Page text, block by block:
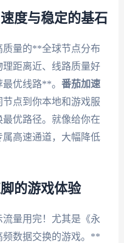
度与稳定的基石
质量的**全球节点分布
距离近、线路质量好
优线路**。 番茄加速
点到你本地和游戏服
优路径。就像给你在
高速通道，大幅降低
的游戏体验
量用完！尤其是《永
频数据交换的游戏。**